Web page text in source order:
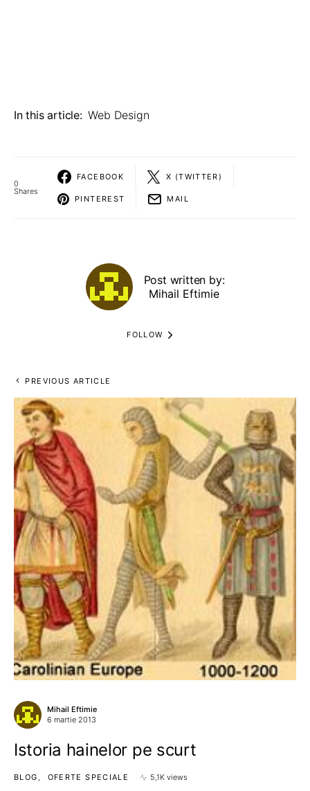
In this article: Web Design
0
Shares
FACEBOOK X (TWITTER)
PINTEREST MAIL
Post written by:
Mihail Eftimie
FOLLOW
PREVIOUS ARTICLE
Mihail Eftimie
6 martie 2013
Istoria hainelor pe scurt
BLOG OFERTE SPECIALE 5,1K views